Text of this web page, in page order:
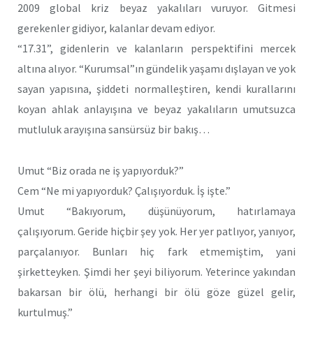
2009 global kriz beyaz yakalıları vuruyor. Gitmesi
gerekenler gidiyor, kalanlar devam ediyor.
“17.31”, gidenlerin ve kalanların perspektifini mercek
altına alıyor. “Kurumsal”ın gündelik yaşamı dışlayan ve yok
sayan yapısına, şiddeti normalleştiren, kendi kurallarını
koyan ahlak anlayışına ve beyaz yakalıların umutsuzca
mutluluk arayışına sansürsüz bir bakış…
Umut “Biz orada ne iş yapıyorduk?”
Cem “Ne mi yapıyorduk? Çalışıyorduk. İş işte.”
Umut “Bakıyorum, düşünüyorum, hatırlamaya
çalışıyorum. Geride hiçbir şey yok. Her yer patlıyor, yanıyor,
parçalanıyor. Bunları hiç fark etmemiştim, yani
şirketteyken. Şimdi her şeyi biliyorum. Yeterince yakından
bakarsan bir ölü, herhangi bir ölü göze güzel gelir,
kurtulmuş.”